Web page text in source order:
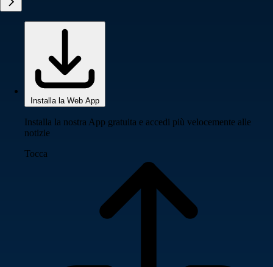
Installa la Web App
Installa la nostra App gratuita e accedi più velocemente alle
notizie
Tocca